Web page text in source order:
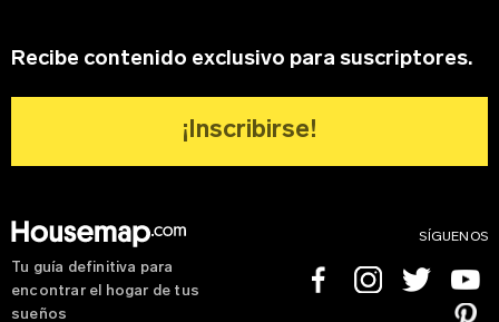
Recibe contenido exclusivo para suscriptores.
¡Inscribirse!
Tu guía definitiva para
encontrar el hogar de tus
sueños
SÍGUENOS
FacebookInstagram TwitterYoutube
Pinterest